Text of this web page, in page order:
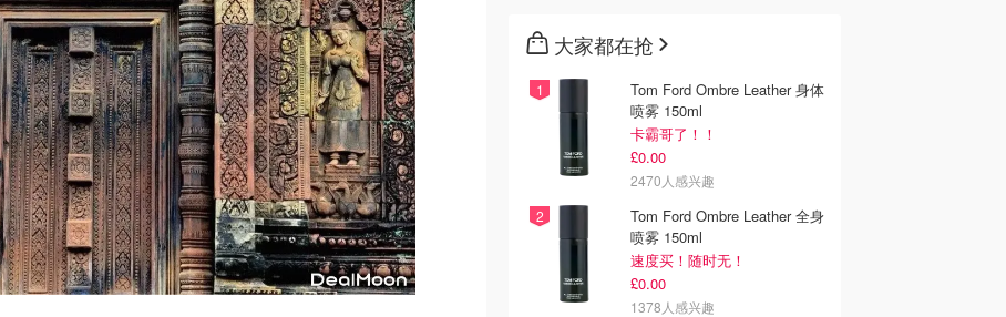
大家都在抢
Tom Ford Ombre Leather 身体
喷雾 150ml
卡霸哥了！！
£0.00
2470人感兴趣
Tom Ford Ombre Leather 全身
喷雾 150ml
速度买！随时无！
£0.00
1378人感兴趣